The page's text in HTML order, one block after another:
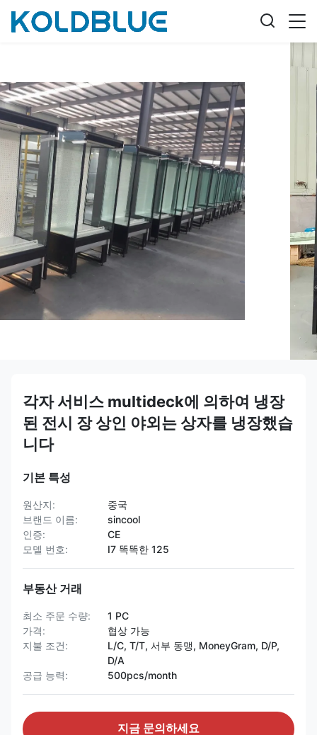
각자 서비스 multideck에 의하여 냉장
된 전시 장 상인 야외는 상자를 냉장했습
니다
기본 특성
원산지:
중국
브랜드 이름:
sincool
인증:
CE
모델 번호:
I7 똑똑한 125
부동산 거래
최소 주문 수량:
1 PC
가격:
협상 가능
지불 조건:
L/C, T/T, 서부 동맹, MoneyGram, D/P,
D/A
공급 능력:
500pcs/month
지금 문의하세요